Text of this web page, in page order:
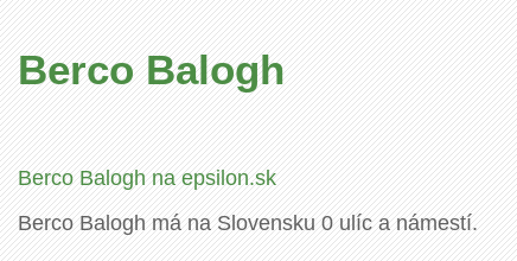
Berco Balogh
Berco Balogh na epsilon.sk
Berco Balogh má na Slovensku 0 ulíc a námestí.